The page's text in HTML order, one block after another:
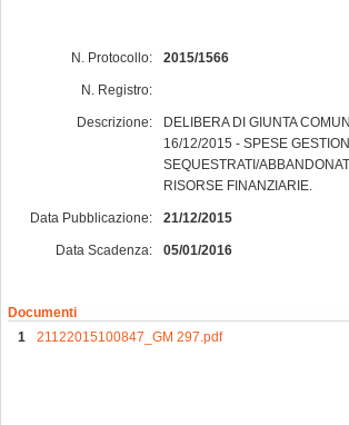
N. Protocollo: 2015/1566
N. Registro:
Descrizione:
DELIBERA DI GIUNTA
16/12/2015 - SPESE
SEQUESTRATI/
RISORSE FINANZIARIE.
Data Pubblicazione: 21/12/2015
Data Scadenza: 05/01/2016
Documenti
21122015100847_GM 297.pdf